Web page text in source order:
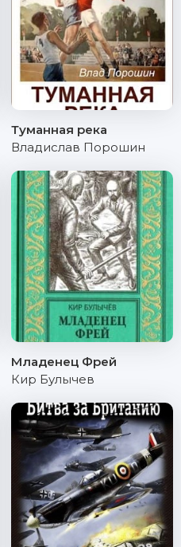
Туманная река
Владислав Порошин
Младенец Фрей
Кир Булычев